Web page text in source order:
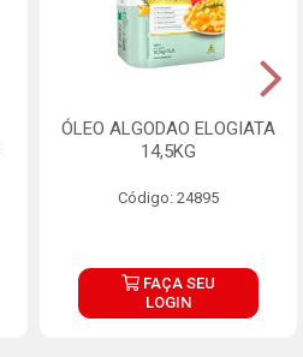
ÓLEO ALGODAO ELOGIATA
14,5KG
Código: 24895
FAÇA SEU
LOGIN